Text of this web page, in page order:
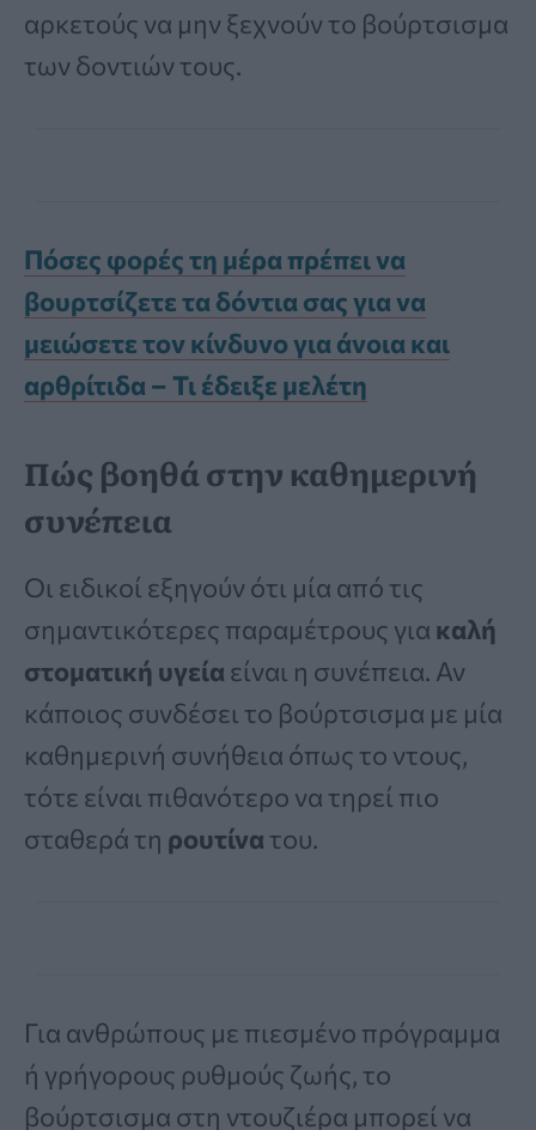
αρκετούς να μην ξεχνούν το βούρτσισμα
των δοντιών τους.
Πόσες φορές τη μέρα πρέπει να
βουρτσίζετε τα δόντια σας για να
μειώσετε τον κίνδυνο για άνοια και
αρθρίτιδα – Τι έδειξε μελέτη
Πώς βοηθά στην καθημερινή
συνέπεια
Οι ειδικοί εξηγούν ότι μία από τις
σημαντικότερες παραμέτρους για καλή
στοματική υγεία είναι η συνέπεια. Αν
κάποιος συνδέσει το βούρτσισμα με μία
καθημερινή συνήθεια όπως το ντους,
τότε είναι πιθανότερο να τηρεί πιο
σταθερά τη ρουτίνα του.
Για ανθρώπους με πιεσμένο πρόγραμμα
ή γρήγορους ρυθμούς ζωής, το
βούρτσισμα στη ντουζιέρα μπορεί να